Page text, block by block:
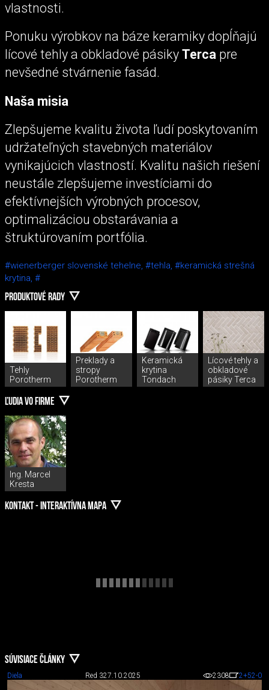
vlastnosti.
Ponuku výrobkov na báze keramiky dopĺňajú
lícové tehly a obkladové pásiky Terca pre
nevšedné stvárnenie fasád.
Naša misia
Zlepšujeme kvalitu života ľudí poskytovaním
udržateľných stavebných materiálov
vynikajúcich vlastností. Kvalitu našich riešení
neustále zlepšujeme investíciami do
efektívnejších výrobných procesov,
optimalizáciou obstarávania a
štruktúrovaním portfólia.
#wienerberger slovenské tehelne, #tehla, #keramická strešná
krytina, #
PRODUKTOVÉ RADY
Tehly
Porotherm
Preklady a
stropy
Porotherm
Keramická
krytina
Tondach
Lícové tehly a
obkladové
pásiky Terca
ĽUDIA VO FIRME
Ing. Marcel
Kresta
KONTAKT - INTERAKTÍVNA MAPA
SÚVISIACE ČLÁNKY
Diela Red 327.10.2025 2308 2+52-0